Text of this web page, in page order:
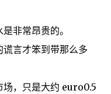
是非常昂贵的。
谎言才笨到带那么多
场， 只是大约 euro0.5